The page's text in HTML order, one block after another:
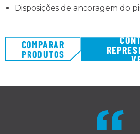
Disposições de ancoragem do
COMPARAR
PRODUTOS